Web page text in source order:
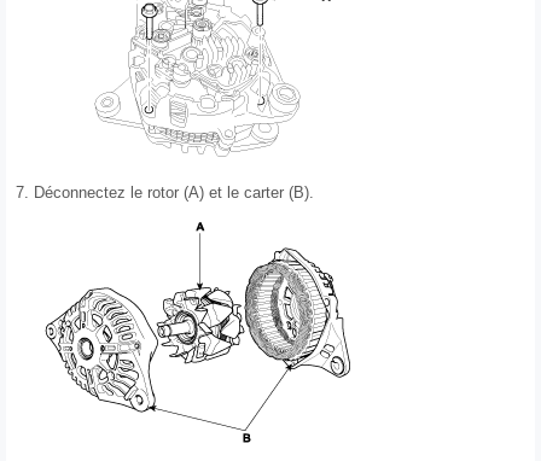
7. Déconnectez le rotor (A) et le carter (B).